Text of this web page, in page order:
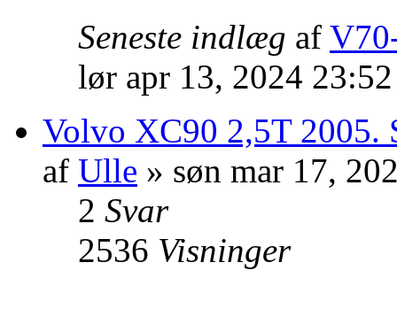
Seneste indlæg af
lør apr 13, 2024
Volvo XC90 2,5T 2005.
af Ulle » søn mar 17,
2 Svar
2536 Visninger